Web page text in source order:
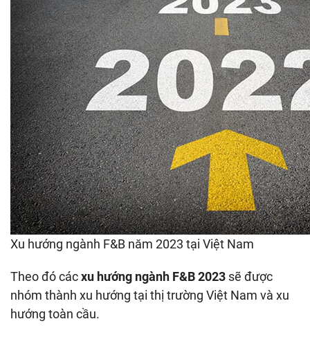
Xu hướng ngành F&B năm 2023 tại Việt Nam
Theo đó cácxu hướng ngành F&B 2023 sẽ được
nhóm thành xu hướng tại thị trường Việt Nam và xu
hướng toàn cầu.